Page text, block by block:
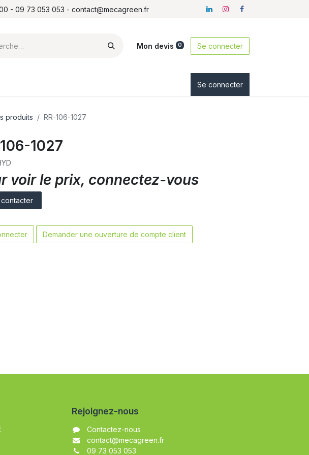
- 09 73 053 053 - contact@mecagreen.fr
Mon devis 0 Se connecter
Se connecter
produits RR-106-1027
1027
voir le prix, connectez-vous
Demander une ouverture de compte client
Rejoignez-nous
Contactez-nous
contact@mecagreen.fr
09 73 053 053